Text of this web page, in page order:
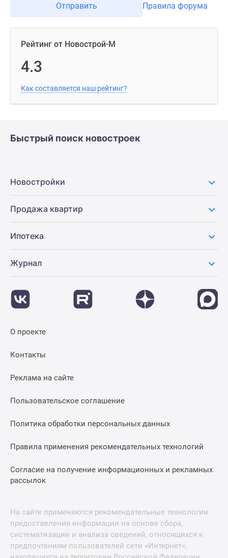
Отправить Правила форума
Рейтинг от Новострой-М
4.3
Как составляется наш рейтинг?
Быстрый поиск новостроек
Новостройки
Продажа квартир
Ипотека
Журнал
О проекте
Контакты
Реклама на сайте
Пользовательское соглашение
Политика обработки персональных данных
Правила применения рекомендательных технологий
Согласие на получение информационных и рекламных
рассылок
На сайте применяются рекомендательные технологии
предоставления информации на основе сбора,
систематизации и анализа сведений, относящихся к
предпочтениям пользователей сети «Интернет»,